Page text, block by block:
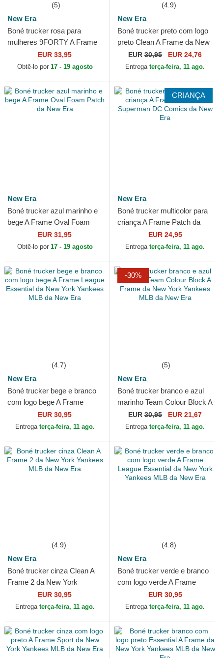
(5)
New Era
Boné trucker rosa para
mulheres 9FORTY A Frame
Floral da New York Yankees
MLB da New Era
EUR 33,95
Obtê-lo por 17 - 19 agosto
(4.9)
New Era
Boné trucker preto com logo
preto Clean A Frame da New
York Yankees MLB da New
Era
EUR 30,95 EUR 24,76
Entrega terça-feira, 11 ago.
New Era
Boné trucker azul marinho e
bege A Frame Oval Foam
Patch da New Era
EUR 31,95
Obtê-lo por 17 - 19 agosto
CRIANÇA
New Era
Boné trucker multicolor para
criança A Frame Patch da
Superman DC Comics da
New Era
EUR 24,95
Entrega terça-feira, 11 ago.
(4.7)
New Era
Boné trucker bege e branco
com logo bege A Frame
League Essential da New
York Yankees MLB da New
EUR 30,95
Entrega terça-feira, 11 ago.
-30%
(5)
New Era
Boné trucker branco e azul
marinho Team Colour Block A
Frame da New York Yankees
MLB da New Era
EUR 30,95 EUR 21,67
Entrega terça-feira, 11 ago.
(4.9)
New Era
Boné trucker cinza Clean A
Frame 2 da New York
Yankees MLB da New Era
EUR 30,95
Entrega terça-feira, 11 ago.
(4.8)
New Era
Boné trucker verde e branco
com logo verde A Frame
League Essential da New
York Yankees MLB da...
EUR 30,95
Entrega terça-feira, 11 ago.